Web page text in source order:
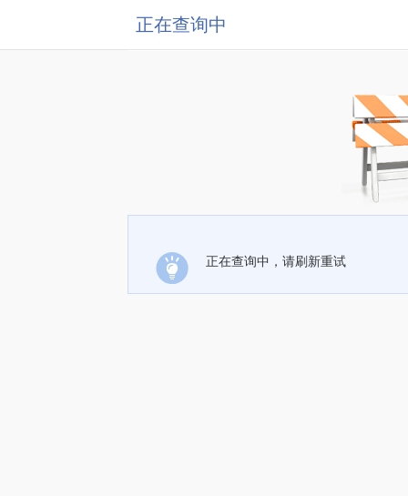
正在查询中
正在查询中，请刷新重试